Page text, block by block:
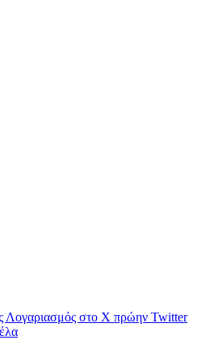
Λογαριασμός στο X πρώην Twitter